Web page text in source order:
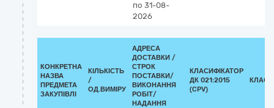
по 31-08-
2026
КОНКРЕТНА
НАЗВА
ПРЕДМЕТА
ЗАКУПІВЛІ
КІЛЬКІСТЬ
/
ОД.ВИМІРУ
АДРЕСА
ДОСТАВКИ /
СТРОК
ПОСТАВКИ/
ВИКОНАННЯ
РОБІТ/
НАДАННЯ
КЛАСИФІКАТОР
ДК 021:2015
(CPV)